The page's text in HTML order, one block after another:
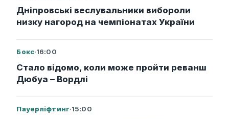
Дніпровські веслувальники вибороли
низку нагород на чемпіонатах України
Бокс·16:00
Стало відомо, коли може пройти реванш
Дюбуа – Вордлі
Пауерліфтинг·15:00